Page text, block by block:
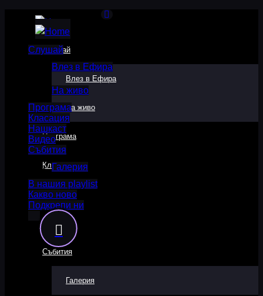
Слушай
Влез в Ефира
На живо
Програма
Класация
Нашкаст
Видео
Събития
Галерия
В нашия playlist
Какво ново
Подкрепи ни
Слушай
Влез в Ефира
На живо
Програма
Класация
Нашкаст
Видео
Събития
Галерия